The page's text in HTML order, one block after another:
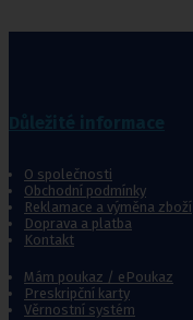
O společnosti
Obchodní podmínky
Reklamace a výměna zboží
Doprava a platba
Kontakt
Mám poukaz / ePoukaz
Preskripční karty
Věrnostní systém